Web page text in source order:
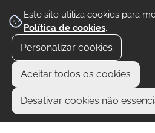
Este site utiliza cookies para
Política de cookies.
Personalizar cookies
Aceitar todos os cookies
Desativar cookies não